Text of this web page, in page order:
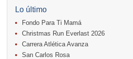
18.
Casa Turire Trail Run
18. Warriors Run Circuit
18. Samsung Jacó Beach Half Marathon 2026
25. KRun by Under Armour
25. Run Alajuela
Lo último
Fondo Para Ti Mamá
Christmas Run Everlast 2026
Carrera Atlética Avanza
San Carlos Rosa